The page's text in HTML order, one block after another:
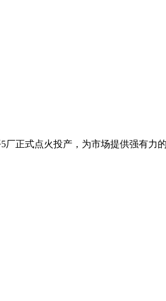
正式点火投产，为市场提供强有力